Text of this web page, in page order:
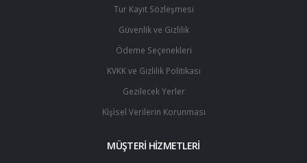
Tur Kayıt Sözleşmesi
Güvenlik ve Gizlilik
Ödeme Seçenekleri
KVKK ve Gizlilik Politikası
Gezilecek Yerler
Ki̇şi̇sel Verilerin Korunması
MÜŞTERİ HİZMETLERİ